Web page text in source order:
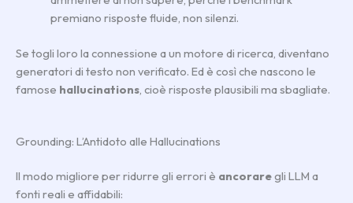
premiano risposte fluide, non silenzi.
Se togli loro la connessione a un motore di ricerca, diventano
generatori di testo non verificato. Ed è così che nascono le
famose hallucinations , cioè risposte plausibili ma sbagliate.
Grounding: L’Antidoto alle Hallucinations
Il modo migliore per ridurre gli errori è ancoraregli LLM a
fonti reali e affidabili: